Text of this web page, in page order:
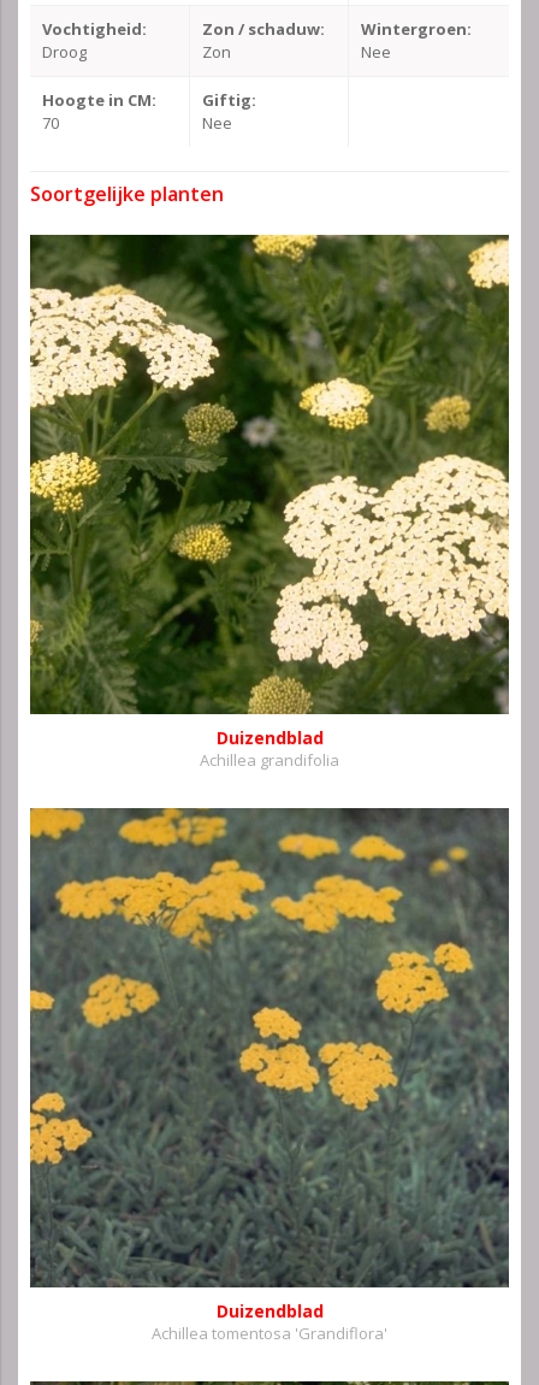
Vochtigheid:
Droog
Zon / schaduw:
Zon
Wintergroen:
Nee
Hoogte in CM:
70
Giftig:
Nee
Soortgelijke planten
Duizendblad
Achillea grandifolia
Duizendblad
Achillea tomentosa 'Grandiflora'